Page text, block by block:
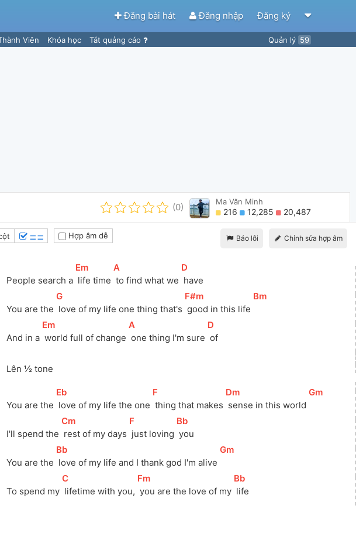
Đăng bài hát Đăng nhập Đăng ký
Viên Khóa học Tắt quảng cáo Quản lý 59
(0)
Ma Văn Minh
216 12,285 20,487
Báo lỗi Chỉnh sửa hợp âm
≣≣ Hợp âm dễ
People search a
[Em
life time
[
A
to find what we
[D
have
You are the
[
G
love of my life one thing that's
[F#m
good in this life
[Bm
And in a
[Em
world full of change
[
A
one thing I'm sure
[D
of
Lên ½ tone
You are the
[Eb
love of my life the one
[F
thing that makes
[Dm
sense in this world
[
Gm
I'll spend the
[
Cm
rest of my days
[F
just loving
[Bb
you
You are the
[Bb
love of my life and I thank god I'm alive
[
Gm
To spend my
[
C
lifetime with you,
[Fm
you are the love of my
[Bb
life